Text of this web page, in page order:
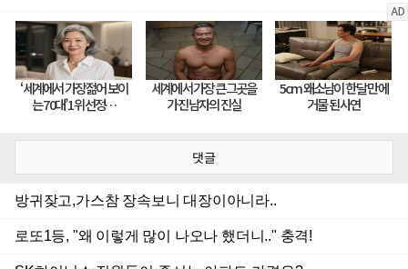
댓글